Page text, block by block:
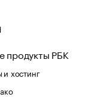
продукты РБК
хостинг